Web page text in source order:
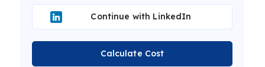
Continue with LinkedIn
Calculate Cost